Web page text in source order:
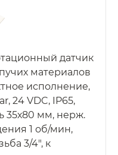
датчик
материалов
исполнение,
24 VDC, IP65,
35х80 мм, нерж.
1 об/мин,
3/4", к